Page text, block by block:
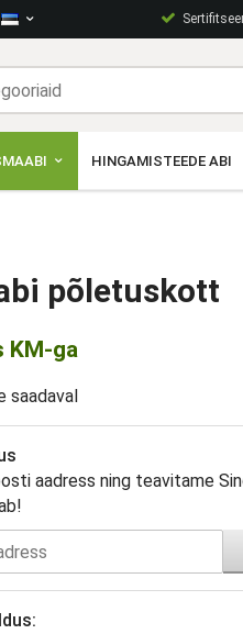
HINGAMISTEEDE ABI
põletuskott
KM-ga
saadaval
aadress ning teavitame